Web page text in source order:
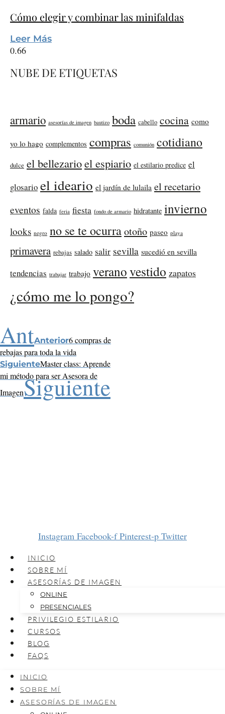
Cómo elegir y combinar las minifaldas
Leer Más
NUBE DE ETIQUETAS
armario asesorías de imagen bautizo boda cabello cocina como
yo lo hago complementos compras comunión cotidiano
dulce el bellezarioel espiario el estilario predice el
glosario el ideario el jardín de lulaila el recetario
eventos falda feria fiesta fondo de armario hidratante invierno
looks negro no se te ocurraotoño paseo playa
primavera rebajas salado salir sevilla sucedió en sevilla
tendencias trabajar trabajo veranovestido zapatos
¿cómo me lo pongo?
AntAnterior6 compras de
rebajas para toda la vida
SiguienteMaster class: Aprende
mi método para ser Asesora de
ImagenSiguiente
Instagram Facebook-f Pinterest-p Twitter
INICIO
SOBRE MÍ
ASESORÍAS DE IMAGEN
ONLINE
PRESENCIALES
PRIVILEGIO ESTILARIO
CURSOS
BLOG
FAQS
INICIO
SOBRE MÍ
ASESORÍAS DE IMAGEN